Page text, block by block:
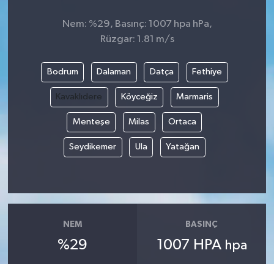
Nem: %29, Basınç: 1007 hpa hPa,
Rüzgar: 1.81 m/s
Bodrum Dalaman Datça Fethiye
Kavaklıdere Köyceğiz Marmaris
Menteşe Milas Ortaca
Seydikemer Ula Yatağan
NEM
%29
BASINÇ
1007 HPA hpa